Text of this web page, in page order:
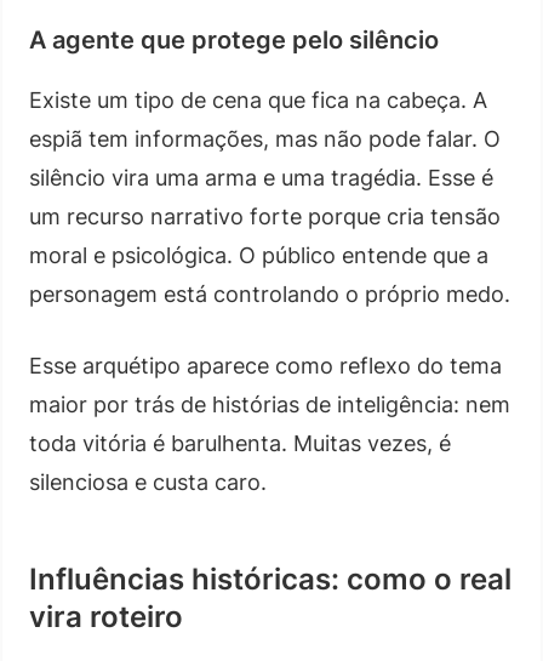
A agente que protege pelo silêncio
Existe um tipo de cena que fica na cabeça. A
espiã tem informações, mas não pode falar. O
silêncio vira uma arma e uma tragédia. Esse é
um recurso narrativo forte porque cria tensão
moral e psicológica. O público entende que a
personagem está controlando o próprio medo.
Esse arquétipo aparece como reflexo do tema
maior por trás de histórias de inteligência: nem
toda vitória é barulhenta. Muitas vezes, é
silenciosa e custa caro.
Influências históricas: como o real
vira roteiro